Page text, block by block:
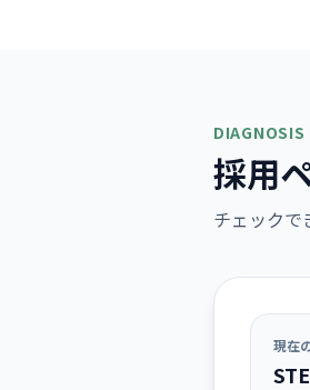
DIAGNOSIS
採用
チェックで
現在